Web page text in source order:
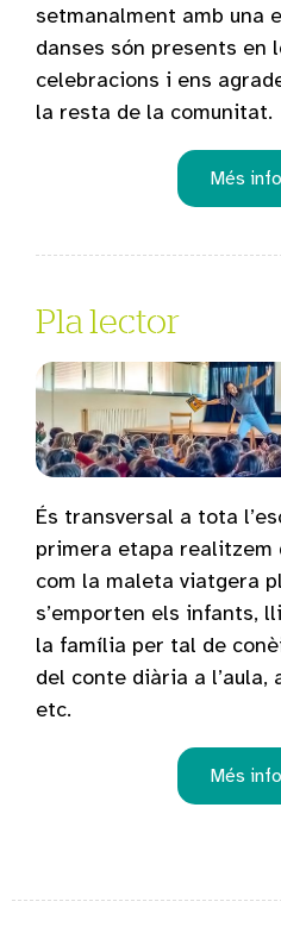
setmanalment amb una
danses són presents en
celebracions i ens
la resta de la comunitat.
Més info
Pla lector
És transversal a tota
primera etapa
com la maleta viatgera
s’emporten els infants,
la família per tal de
del conte diària a
etc.
Més info